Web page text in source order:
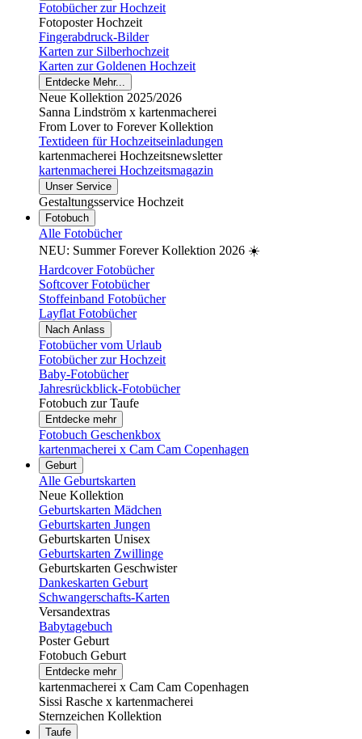
Fotobücher zur Hochzeit
Fotoposter Hochzeit
Fingerabdruck-Bilder
Karten zur Silberhochzeit
Karten zur Goldenen Hochzeit
Entdecke Mehr...
Neue Kollektion 2025/2026
Sanna Lindström x kartenmacherei
From Lover to Forever Kollektion
Textideen für Hochzeitseinladungen
kartenmacherei Hochzeitsnewsletter
kartenmacherei Hochzeitsmagazin
Unser Service
Gestaltungsservice Hochzeit
Fotobuch
Alle Fotobücher
NEU: Summer Forever Kollektion 2026 ☀️
Hardcover Fotobücher
Softcover Fotobücher
Stoffeinband Fotobücher
Layflat Fotobücher
Nach Anlass
Fotobücher vom Urlaub
Fotobücher zur Hochzeit
Baby-Fotobücher
Jahresrückblick-Fotobücher
Fotobuch zur Taufe
Entdecke mehr
Fotobuch Geschenkbox
kartenmacherei x Cam Cam Copenhagen
Geburt
Alle Geburtskarten
Neue Kollektion
Geburtskarten Mädchen
Geburtskarten Jungen
Geburtskarten Unisex
Geburtskarten Zwillinge
Geburtskarten Geschwister
Dankeskarten Geburt
Schwangerschafts-Karten
Versandextras
Babytagebuch
Poster Geburt
Fotobuch Geburt
Entdecke mehr
kartenmacherei x Cam Cam Copenhagen
Sissi Rasche x kartenmacherei
Sternzeichen Kollektion
Taufe